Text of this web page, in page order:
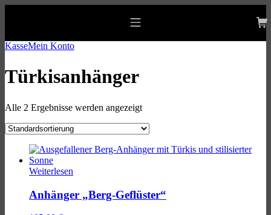
navigation
content
allgaeu-art.comMenu
KasseMein Konto
Türkisanhänger
Alle 2 Ergebnisse werden angezeigt
products
Weiterlesen
Anhänger „Berg-Geflüster“